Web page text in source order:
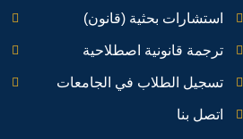
استشارات بحثية (قانون)
ترجمة قانونية اصطلاحية
تسجيل الطلاب في الجامعات
اتصل بنا